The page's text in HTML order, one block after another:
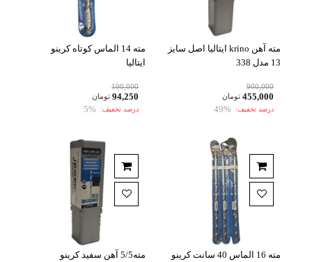
مته آهن krino ایتالیا اصل سایز
13 مدل 338
900,000
455,000 تومان
درصد تخفیف: 49%
مته 14 الماس کوتاه کرینو
ایتالیا
100,000
94,250 تومان
درصد تخفیف: 5%
مته 16 الماس 40 سانت کرینو
مته5/5 آهن سفید کرینو